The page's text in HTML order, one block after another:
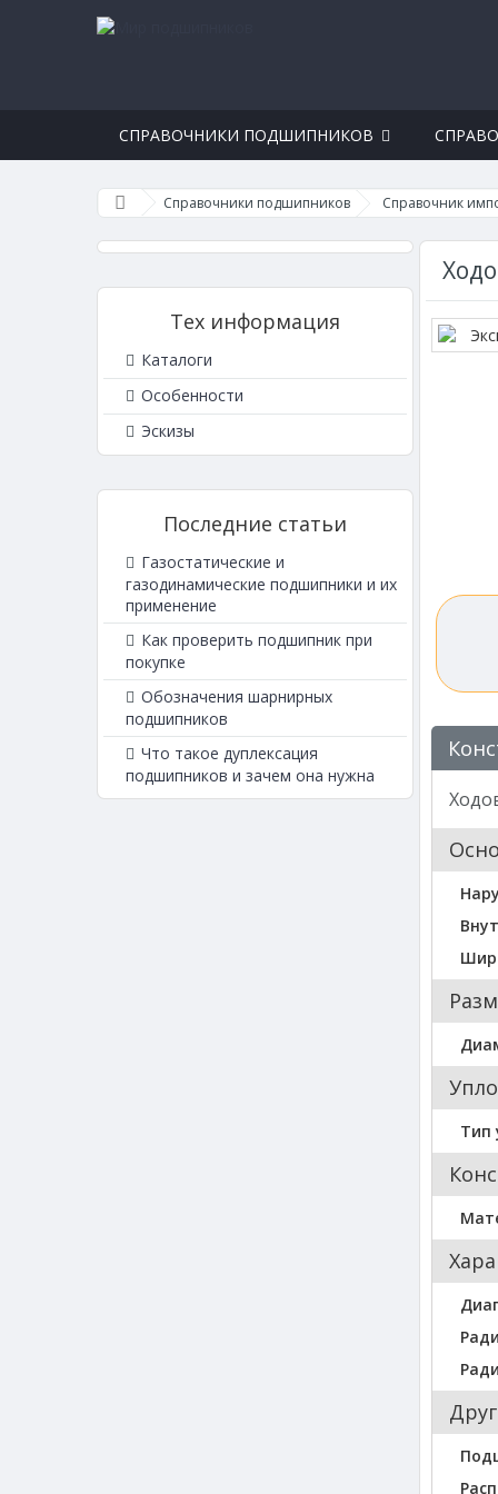
СПРАВОЧНИКИ ПОДШИПНИКОВ
Справочники подшипников Справочник
Тех информация
Каталоги
Особенности
Эскизы
Последние статьи
Газостатические и
газодинамические подшипники и их
применение
Как проверить подшипник при
покупке
Обозначения шарнирных
подшипников
Что такое дуплексация
подшипников и зачем она нужна
Тип